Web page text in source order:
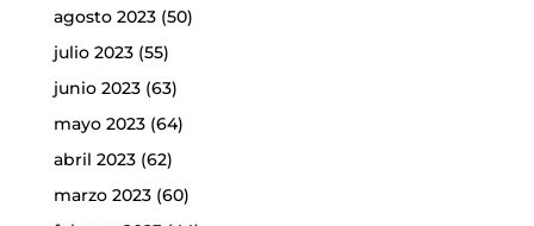
agosto 2023(50)
julio 2023(55)
junio 2023(63)
mayo 2023(64)
abril 2023(62)
marzo 2023(60)